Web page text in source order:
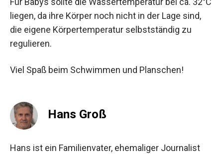
liegen, da ihre Körper noch nicht in der Lage sind,
die eigene Körpertemperatur selbstständig zu
regulieren.
Viel Spaß beim Schwimmen und Planschen!
Hans Groß
Hans ist ein Familienvater, ehemaliger Journalist